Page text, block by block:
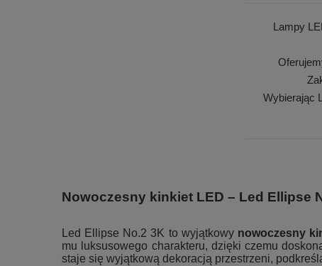
Lampy
Wybierając
Nowoczesny kinkiet LED – Led Ellipse
Led Ellipse No.2 3K to wyjątkowy nowoczesny
mu luksusowego charakteru, dzięki czemu
staje się wyjątkową dekoracją przestrzeni,